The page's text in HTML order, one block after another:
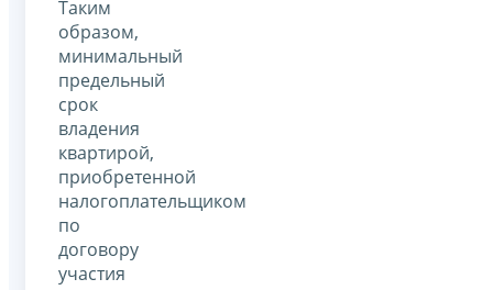
Таким
образом,
минимальный
предельный
срок
владения
квартирой,
приобретенной
налогоплательщиком
по
договору
участия